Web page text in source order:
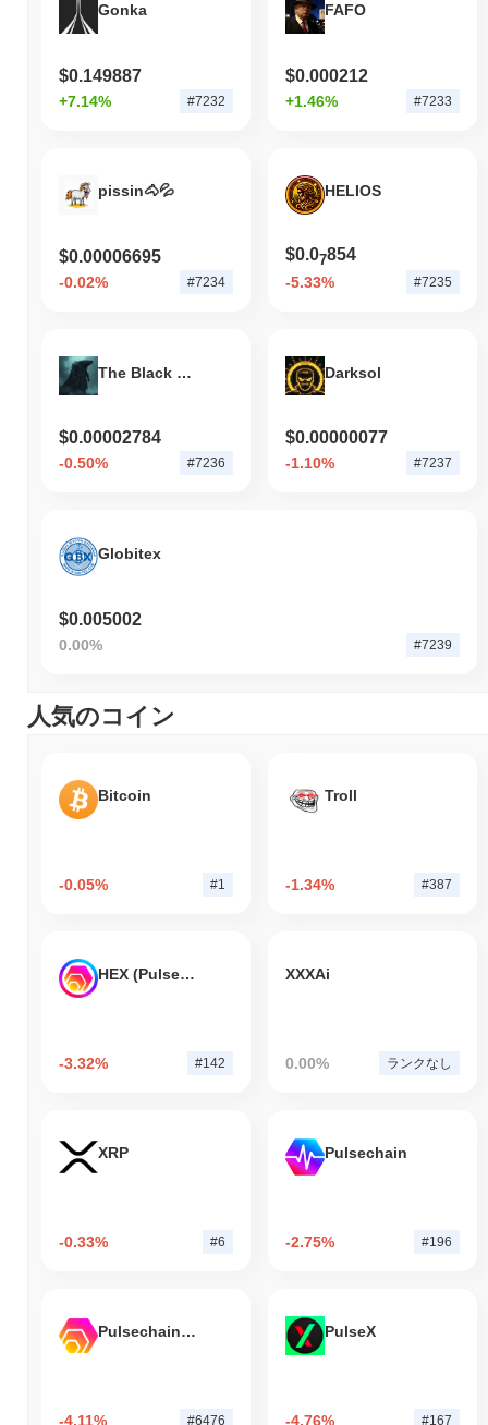
Gonka
$0.149887
+7.14% #7232
FAFO
$0.000212
+1.46% #7233
pissin🐴💦
$0.00006695
-0.02% #7234
HELIOS
$0.07854
-5.33% #7235
The Black Whale
$0.00002784
-0.50% #7236
Darksol
$0.00000077
-1.10% #7237
Globitex
$0.005002
0.00% #7239
人気のコイン
Bitcoin
-0.05% #1
Troll
-1.34% #387
HEX (Pulsechain)
-3.32% #142
XXXAi
0.00% ランクなし
XRP
-0.33% #6
Pulsechain
-2.75% #196
Pulsechain Bridged HEX (Pulsechain)
-4.11% #6476
PulseX
-4.76% #167